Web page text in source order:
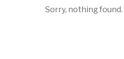
Sorry, nothing found.